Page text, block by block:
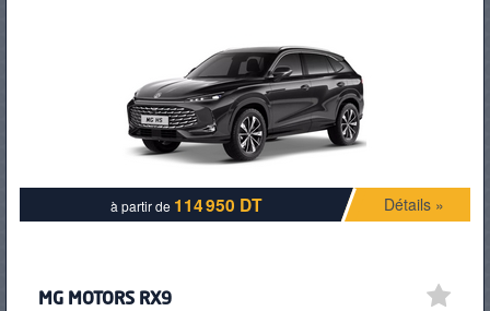
à partir de 114 950 DT Détails »
MG MOTORS RX9